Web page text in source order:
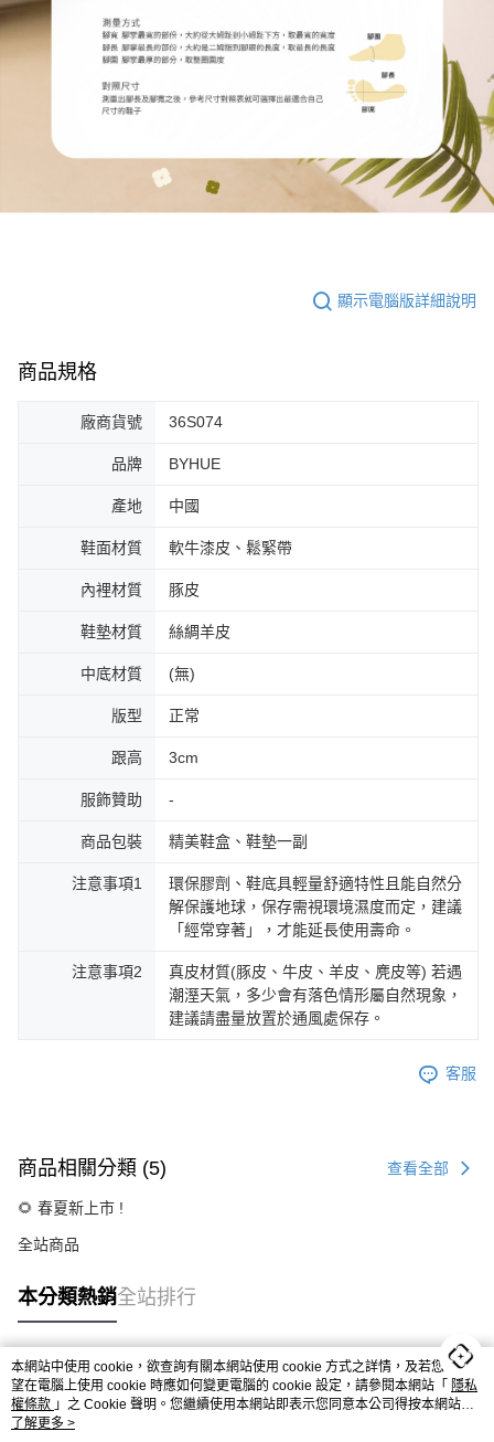
顯示電腦版詳細說明
商品規格
廠商貨號 36S074
品牌 BYHUE
產地 中國
鞋面材質 軟牛漆皮、鬆緊帶
內裡材質 豚皮
鞋墊材質 絲綢羊皮
中底材質 (無)
版型 正常
跟高 3cm
服飾贊助 -
商品包裝 精美鞋盒、鞋墊一副
注意事項1
環保膠劑、鞋底具輕量舒適特性且能自然分
解保護地球，保存需視環境濕度而定，建議
「經常穿著」，才能延長使用壽命。
注意事項2
真皮材質(豚皮、牛皮、羊皮、麂皮等) 若遇
潮溼天氣，多少會有落色情形屬自然現象，
建議請盡量放置於通風處保存。
客服
商品相關分類 (5) 查看全部
🌻 春夏新上市 !
全站商品
本分類熱銷全站排行
熱門標籤
本網站中使用 cookie，欲查詢有關本網站使用 cookie 方式之詳情，及若您不希
望在電腦上使用 cookie 時應如何變更電腦的 cookie 設定，請參閱本網站「 隱私
權條款 」之 Cookie 聲明。您繼續使用本網站即表示您同意本公司得按本網站使
用條款之 Cookie 聲明使用 cookie。
了解更多 >